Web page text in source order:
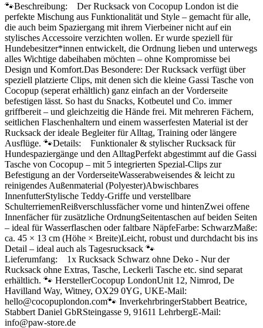
🐾Beschreibung: Der Rucksack von Cocopup London ist die
perfekte Mischung aus Funktionalität und Style – gemacht für alle,
die auch beim Spaziergang mit ihrem Vierbeiner nicht auf ein
stylisches Accessoire verzichten wollen. Er wurde speziell für
Hundebesitzer*innen entwickelt, die Ordnung lieben und unterwegs
alles Wichtige dabeihaben möchten – ohne Kompromisse bei
Design und Komfort.Das Besondere: Der Rucksack verfügt über
speziell platzierte Clips, mit denen sich die kleine Gassi Tasche von
Cocopup (seperat erhältlich) ganz einfach an der Vorderseite
befestigen lässt. So hast du Snacks, Kotbeutel und Co. immer
griffbereit – und gleichzeitig die Hände frei. Mit mehreren Fächern,
seitlichen Flaschenhaltern und einem wasserfesten Material ist der
Rucksack der ideale Begleiter für Alltag, Training oder längere
Ausflüge. 🐾Details: Funktionaler & stylischer Rucksack für
Hundespaziergänge und den AlltagPerfekt abgestimmt auf die Gassi
Tasche von Cocopup – mit 5 integrierten Spezial-Clips zur
Befestigung an der VorderseiteWasserabweisendes & leicht zu
reinigendes Außenmaterial (Polyester)Abwischbares
InnenfutterStylische Teddy-Griffe und verstellbare
SchulterriemenReißverschlussfächer vorne und hintenZwei offene
Innenfächer für zusätzliche OrdnungSeitentaschen auf beiden Seiten
– ideal für Wasserflaschen oder faltbare NäpfeFarbe: SchwarzMaße:
ca. 45 × 13 cm (Höhe × Breite)Leicht, robust und durchdacht bis ins
Detail – ideal auch als Tagesrucksack 🐾
Lieferumfang: 1x Rucksack Schwarz ohne Deko - Nur der
Rucksack ohne Extras, Tasche, Leckerli Tasche etc. sind separat
erhältlich. 🐾 HerstellerCocopup LondonUnit 12, Nimrod, De
Havilland Way, Witney, OX29 0YG, UKE-Mail:
hello@cocopuplondon.com🐾 InverkehrbringerStabbert Beatrice,
Stabbert Daniel GbRSteingasse 9, 91611 LehrbergE-Mail:
info@paw-store.de